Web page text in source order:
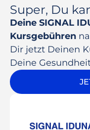
Super, Du
Deine SIGNAL
Kursgebühren
Dir jetzt Deinen
Deine